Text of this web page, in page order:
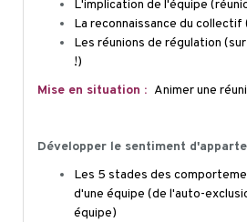
L'implication de l'équipe
La reconnaissance du
Les réunions de régulation
!)
Mise en situation : Animer une
Développer le sentiment
Les 5 stades des
d'une équipe (de l'auto-
équipe)